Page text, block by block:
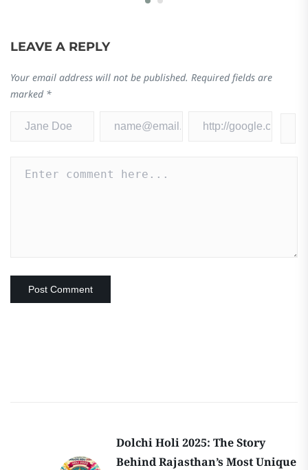
LEAVE A REPLY
Your email address will not be published. Required fields are
marked *
Dolchi Holi 2025: The Story
Behind Rajasthan’s Most Unique